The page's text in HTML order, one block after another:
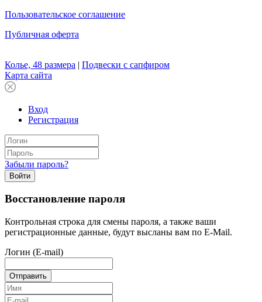
Пользовательское соглашение
Публичная оферта
Колье, 48 размера | Подвески с сапфиром
Карта сайта
Вход
Регистрация
Забыли пароль?
Войти
Восстановление пароля
Контрольная строка для смены пароля, а также ваши
регистрационные данные, будут высланы вам по E-Mail.
Логин (E-mail)